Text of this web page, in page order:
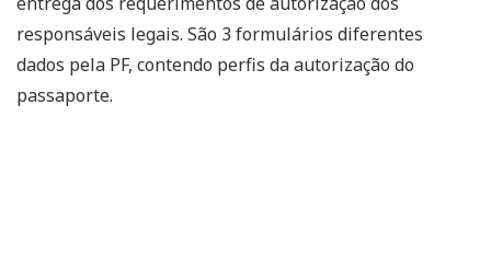
responsáveis legais. São 3 formulários diferentes
dados pela PF, contendo perfis da autorização do
passaporte.